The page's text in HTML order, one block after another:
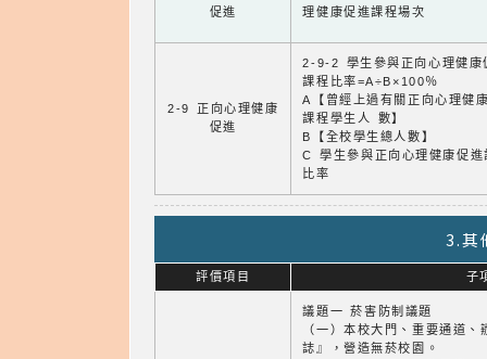
促進
理健康促進課程場次
2-9 正向心理健康
促進
2-9-2 學生參與正向心理健康
課程比率=A÷B×100％
A【曾經上過有關正向心理健
課程學生人 數】
B【全校學生總人數】
C 學生參與正向心理健康促進
比率
3.其
評價項目 子
議題一 菸害防制議題
（一）本校大門、重要通道
誌』，營造無菸校園。